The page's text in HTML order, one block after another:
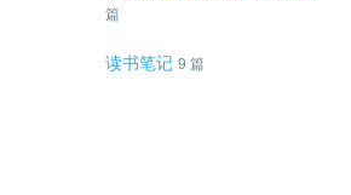
篇
读书笔记 9 篇